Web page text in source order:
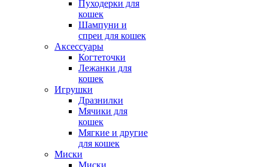
Пуходерки для
кошек
Шампуни и
спреи для кошек
Аксессуары
Когтеточки
Лежанки для
кошек
Игрушки
Дразнилки
Мячики для
кошек
Мягкие и другие
для кошек
Миски
Миски